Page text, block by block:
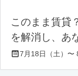
このまま賃貸
を解消し、あ
7月18日（土）〜